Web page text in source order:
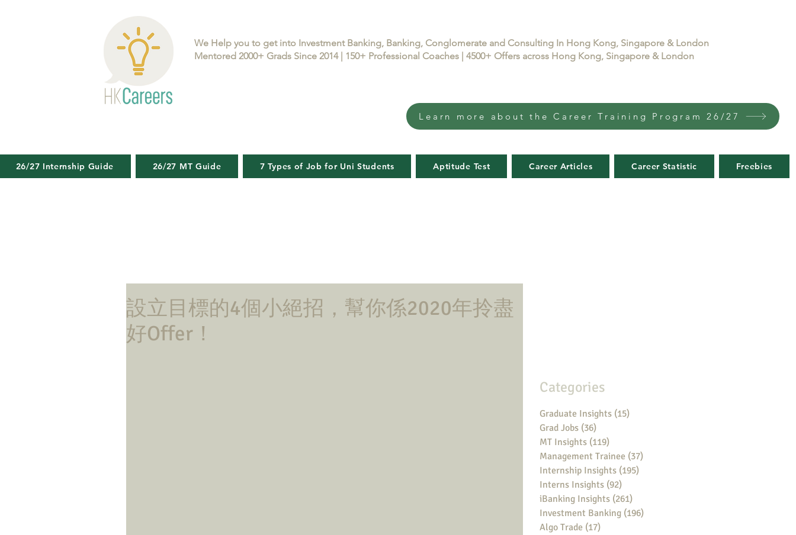
We Help you to get into Investment Banking, Banking, Conglomerate and Consulting In Hong Kong, Singapore & London
Mentored 2000+ Grads Since 2014 | 150+ Professional Coaches | 4500+ Offers across Hong Kong, Singapore & London
Learn more about the Career Training Program 26/27
26/27 Internship Guide 26/27 MT Guide 7 Types of Job for Uni Students Aptitude Test Career Articles Career Statistic Freebies
設立目標的4個小絕招，幫你係2020年拎盡
好Offer！
Categories
Graduate Insights (15)
Grad Jobs (36)
MT Insights (119)
Management Trainee (37)
Internship Insights (195)
Interns Insights (92)
iBanking Insights (261)
Investment Banking (196)
Algo Trade (17)